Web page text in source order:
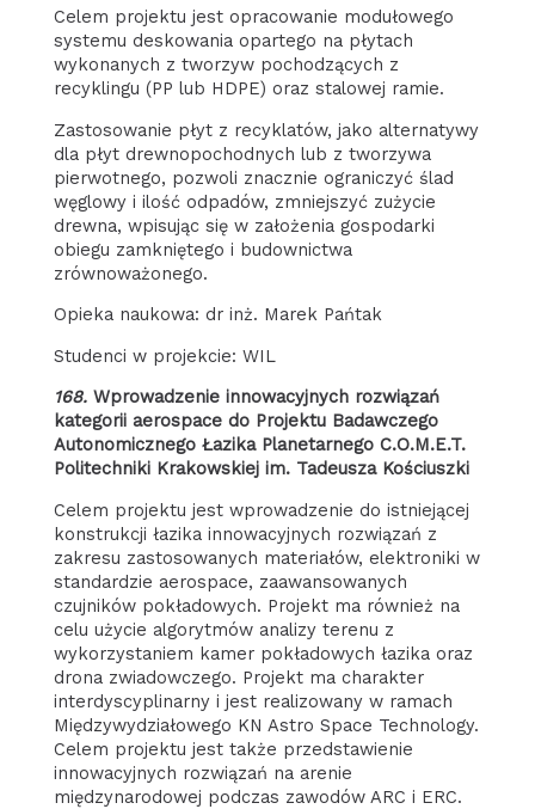
Celem projektu jest opracowanie modułowego
systemu deskowania opartego na płytach
wykonanych z tworzyw pochodzących z
recyklingu (PP lub HDPE) oraz stalowej ramie.
Zastosowanie płyt z recyklatów, jako alternatywy
dla płyt drewnopochodnych lub z tworzywa
pierwotnego, pozwoli znacznie ograniczyć ślad
węglowy i ilość odpadów, zmniejszyć zużycie
drewna, wpisując się w założenia gospodarki
obiegu zamkniętego i budownictwa
zrównoważonego.
Opieka naukowa: dr inż. Marek Pańtak
Studenci w projekcie: WIL
168. Wprowadzenie innowacyjnych rozwiązań
kategorii aerospace do Projektu Badawczego
Autonomicznego Łazika Planetarnego C.O.M.E.T.
Politechniki Krakowskiej im. Tadeusza Kościuszki
Celem projektu jest wprowadzenie do istniejącej
konstrukcji łazika innowacyjnych rozwiązań z
zakresu zastosowanych materiałów, elektroniki w
standardzie aerospace, zaawansowanych
czujników pokładowych. Projekt ma również na
celu użycie algorytmów analizy terenu z
wykorzystaniem kamer pokładowych łazika oraz
drona zwiadowczego. Projekt ma charakter
interdyscyplinarny i jest realizowany w ramach
Międzywydziałowego KN Astro Space Technology.
Celem projektu jest także przedstawienie
innowacyjnych rozwiązań na arenie
międzynarodowej podczas zawodów ARC i ERC.